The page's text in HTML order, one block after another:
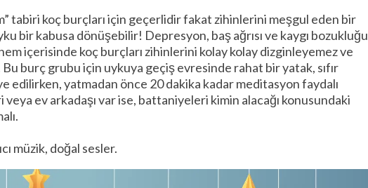
tabiri koç burçları için geçerlidir fakat zihinlerini meşgul eden bir
bir kabusa dönüşebilir! Depresyon, baş ağrısı ve kaygı bozukluğu
içerisinde koç burçları zihinlerini kolay kolay dizginleyemez ve
burç grubu için uykuya geçiş evresinde rahat bir yatak, sıfır
edilirken, yatmadan önce 20 dakika kadar meditasyon faydalı
ev arkadaşı var ise, battaniyeleri kimin alacağı konusundaki
müzik, doğal sesler.